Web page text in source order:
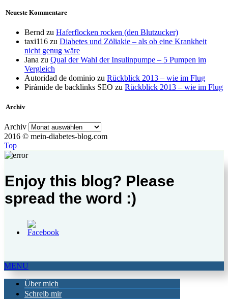
Neueste Kommentare
Bernd zu Haferflocken rocken (den Blutzucker)
taxi116 zu Diabetes und Zöliakie – als ob eine Krankheit
nicht genug wäre
Jana zu Qual der Wahl der Insulinpumpe – 5 Pumpen im
Vergleich
Autoridad de dominio zu Rückblick 2013 – wie im Flug
Pirámide de backlinks SEO zu Rückblick 2013 – wie im Flug
Archiv
Archiv
2016 © mein-diabetes-blog.com
Top
Enjoy this blog? Please
spread the word :)
MENU
Über mich
Schreib mir